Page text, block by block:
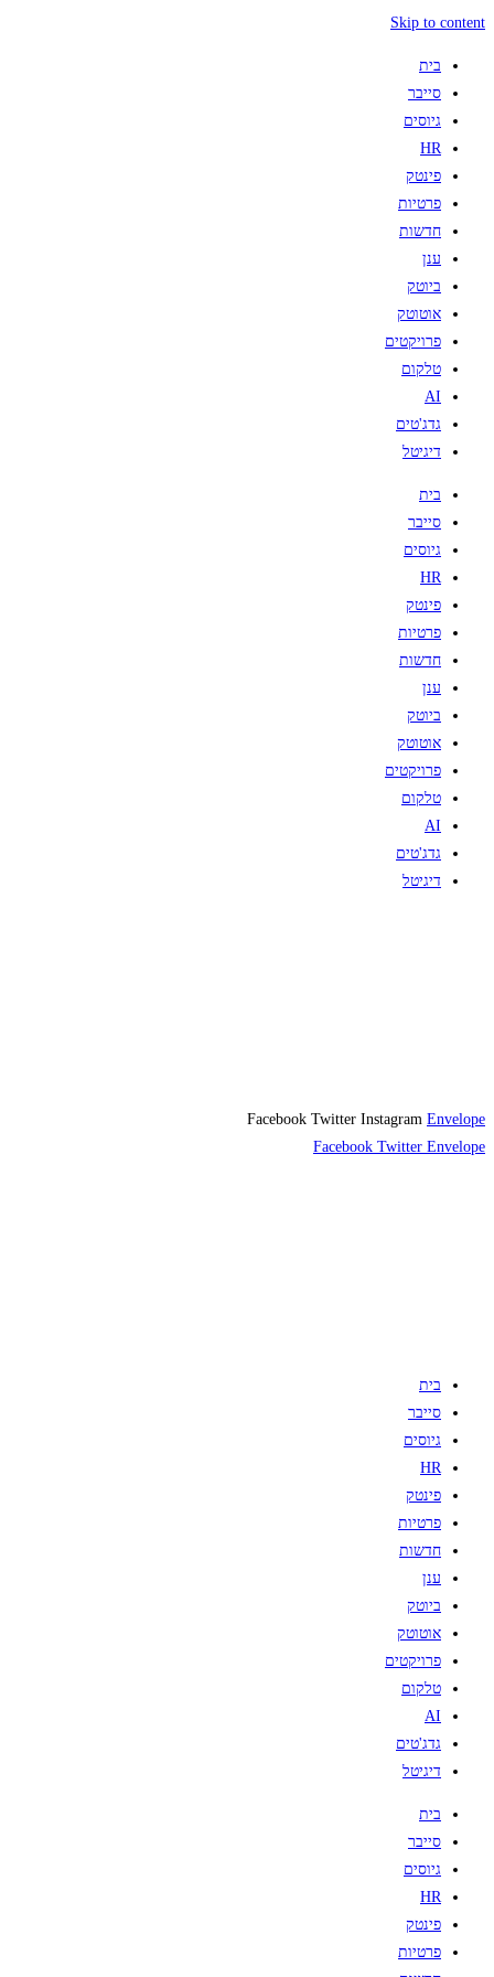
Skip to content
בית
סייבר
גיוסים
HR
פינטק
פרטיות
חדשות
ענן
ביוטק
אוטוטק
פרויקטים
טלקום
AI
גדג'טים
דיגיטל
בית
סייבר
גיוסים
HR
פינטק
פרטיות
חדשות
ענן
ביוטק
אוטוטק
פרויקטים
טלקום
AI
גדג'טים
דיגיטל
Facebook Twitter Instagram Envelope
Facebook Twitter Envelope
בית
סייבר
גיוסים
HR
פינטק
פרטיות
חדשות
ענן
ביוטק
אוטוטק
פרויקטים
טלקום
AI
גדג'טים
דיגיטל
בית
סייבר
גיוסים
HR
פינטק
פרטיות